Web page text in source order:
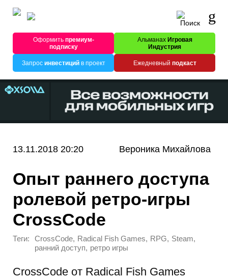
Оформитьпремиум-
подписку
Альманах Игровая
Индустрия
Запрос инвестицийв проект Ежедневный подкаст
13.11.2018 20:20 Вероника Михайлова
Опыт раннего доступа
ролевой ретро-игры
CrossCode
Теги: CrossCode, Radical Fish Games, RPG, Steam,
ранний доступ, ретро игры
CrossCode от Radical Fish Games